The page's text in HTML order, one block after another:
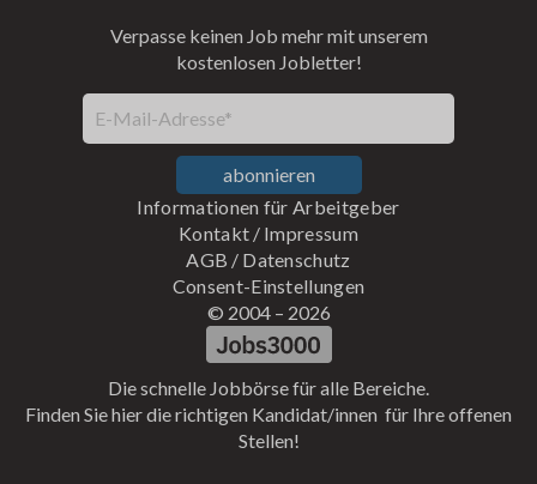
Die schnelle Jobbörse für alle Bereiche.
Finden Sie hier die richtigen Kandidat/innen für Ihre offenen
Stellen!
Informationen für Arbeitgeber
Kontakt / Impressum
AGB / Datenschutz
Consent-Einstellungen
© 2004 – 2026
Verpasse keinen Job mehr mit unserem
kostenlosen Jobletter!
E-Mail-Adresse*
abonnieren